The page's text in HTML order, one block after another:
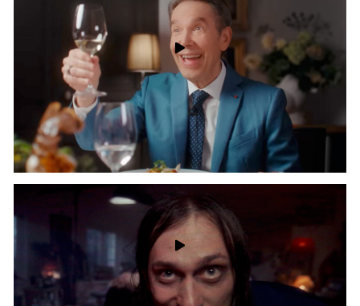
Egor Chechkin - cinematographer | Max Golov - 1AC
Lobster - Bernardaud Jeff Koons
Max Golov - Cinematographer